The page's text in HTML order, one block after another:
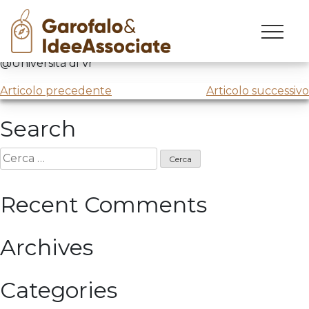
Skip
content
Corso di creatività e marketing innovation
@Università di Vr
Navigazione
articoli
Articolo precedente Articolo successivo
Search
Ricerca
per:
Recent Comments
Archives
Categories